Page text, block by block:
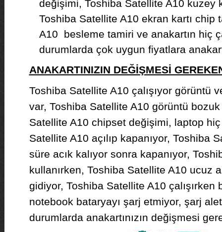
değişimi, Toshiba Satellite A10 kuzey
Toshiba Satellite A10 ekran kartı chip
A10 besleme tamiri ve anakartın hiç
durumlarda çok uygun fiyatlara
ANAKARTINIZIN DEĞİŞMESİ
Toshiba Satellite A10 çalışıyor görüntü
var, Toshiba Satellite A10 görüntü
Satellite A10 chipset değişimi, laptop hiç
Satellite A10 açılıp kapanıyor, Toshiba
süre acık kalıyor sonra kapanıyor,
kullanırken, Toshiba Satellite A10 ucuz
gidiyor, Toshiba Satellite A10 çalışırken
notebook bataryayı şarj etmiyor, şarj
durumlarda anakartınızın değişmesi